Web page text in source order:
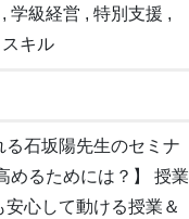
学級経営 , 特別支援 ,
キル
石坂陽先生のセミナ
めるためには？】 授業
心して動ける授業＆